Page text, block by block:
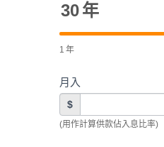
30年
1 年
月入
$
(用作計算供款佔入息比率)